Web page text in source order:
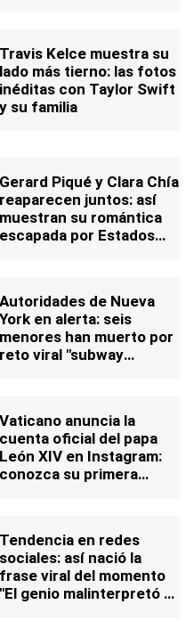
Travis Kelce muestra su
lado más tierno: las fotos
inéditas con Taylor Swift
y su familia
Gerard Piqué y Clara Chía
reaparecen juntos: así
muestran su romántica
escapada por Estados
Autoridades de Nueva
York en alerta: seis
menores han muerto por
reto viral "subway
Vaticano anuncia la
cuenta oficial del papa
León XIV en Instagram:
conozca su primera
Tendencia en redes
sociales: así nació la
frase viral del momento
"El genio malinterpretó mi